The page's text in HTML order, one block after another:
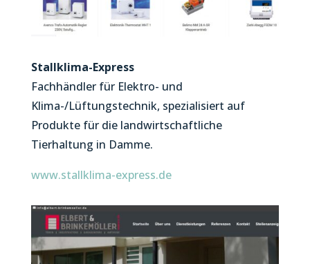
Stallklima-Express
Fachhändler für Elektro- und
Klima-/Lüftungstechnik, spezialisiert auf
Produkte für die landwirtschaftliche
Tierhaltung in Damme.
www.stallklima-express.de